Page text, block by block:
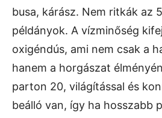
busa, kárász. Nem ritkák az
példányok. A vízminőség
oxigéndús, ami nem csak a
hanem a horgászat
parton 20, világítással és
beálló van, így ha hosszabb